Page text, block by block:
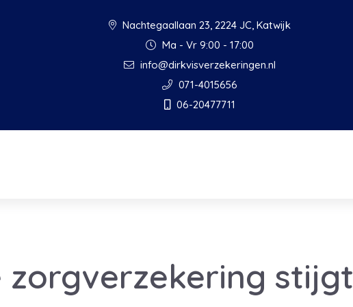
Nachtegaallaan 23, 2224 JC, Katwijk
Ma - Vr 9:00 - 17:00
info@dirkvisverzekeringen.nl
071-4015656
06-20477711
zorgverzekering stijgt